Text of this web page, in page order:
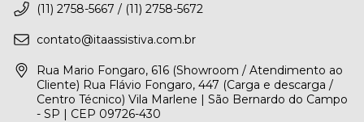
(11) 2758-5667 / (11) 2758-5672
contato@itaassistiva.com.br
Rua Mario Fongaro, 616 (Showroom / Atendimento ao
Cliente) Rua Flávio Fongaro, 447 (Carga e descarga /
Centro Técnico) Vila Marlene | São Bernardo do Campo
- SP | CEP 09726-430